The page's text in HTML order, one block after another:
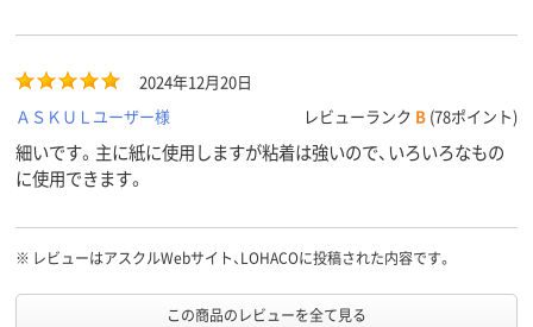
2024年12月20日
ＡＳＫＵＬユーザー様
レビューランク B (78ポイント)
細いです。主に紙に使用しますが粘着は強いので、いろいろなもの
に使用できます。
※ レビューはアスクルWebサイト、LOHACOに投稿された内容です。
この商品のレビューを全て見る